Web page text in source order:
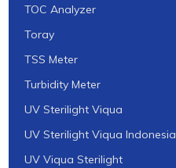
TOC Analyzer
Toray
TSS Meter
Turbidity Meter
UV Sterilight Viqua
UV Sterilight Viqua Indonesia
UV Viqua Sterilight